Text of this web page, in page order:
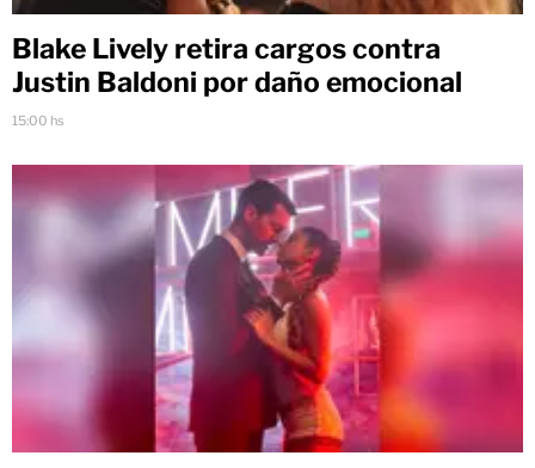
Blake Lively retira cargos contra
Justin Baldoni por daño emocional
15:00 hs